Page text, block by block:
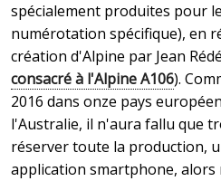
spécialement produites pour
numérotation spécifique), en
création d'Alpine par Jean
consacré à l'Alpine A106).
2016 dans onze pays
l'Australie, il n'aura fallu que
réserver toute la production,
application smartphone,